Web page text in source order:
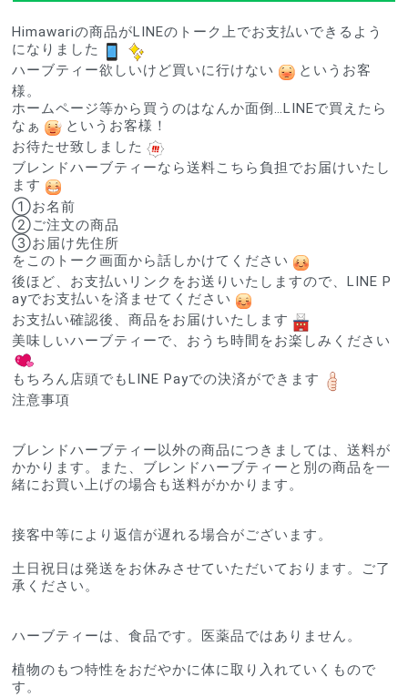
Himawariの商品がLINEのトーク上でお支払いできるよう
になりました
ハーブティー欲しいけど買いに行けない
というお客
様。
ホームページ等から買うのはなんか面倒…LINEで買えたら
なぁ
というお客様！
お待たせ致しました
ブレンドハーブティーなら送料こちら負担でお届けいたし
ます
①お名前
②ご注文の商品
③お届け先住所
をこのトーク画面から話しかけてください
後ほど、お支払いリンクをお送りいたしますので、LINE P
ayでお支払いを済ませてください
お支払い確認後、商品をお届けいたします
美味しいハーブティーで、おうち時間をお楽しみください
もちろん店頭でもLINE Payでの決済ができます
注意事項
ブレンドハーブティー以外の商品につきましては、送料が
かかります。また、ブレンドハーブティーと別の商品を一
緒にお買い上げの場合も送料がかかります。
接客中等により返信が遅れる場合がございます。
土日祝日は発送をお休みさせていただいております。ご了
承ください。
ハーブティーは、食品です。医薬品ではありません。
植物のもつ特性をおだやかに体に取り入れていくもので
す。